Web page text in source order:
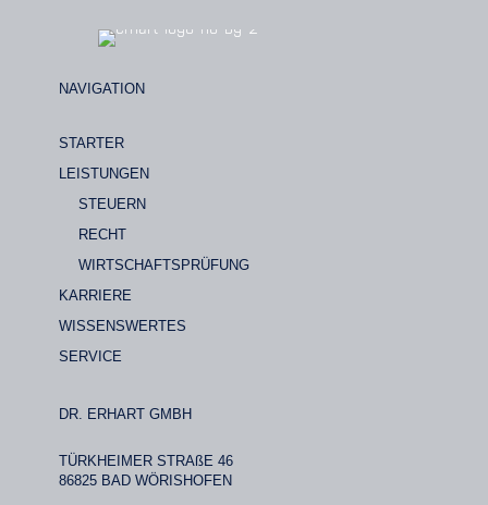
NAVIGATION
STARTER
LEISTUNGEN
STEUERN
RECHT
WIRTSCHAFTSPRÜFUNG
KARRIERE
WISSENSWERTES
SERVICE
DR. ERHART GMBH
TÜRKHEIMER STRAßE 46
86825 BAD WÖRISHOFEN